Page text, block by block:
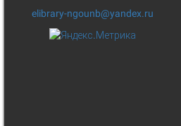
elibrary-ngounb@yandex.ru